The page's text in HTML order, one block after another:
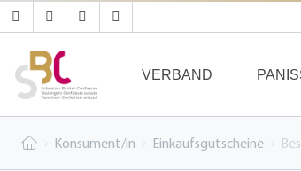
VERBAND
Konsument/in Einkaufsgutscheine